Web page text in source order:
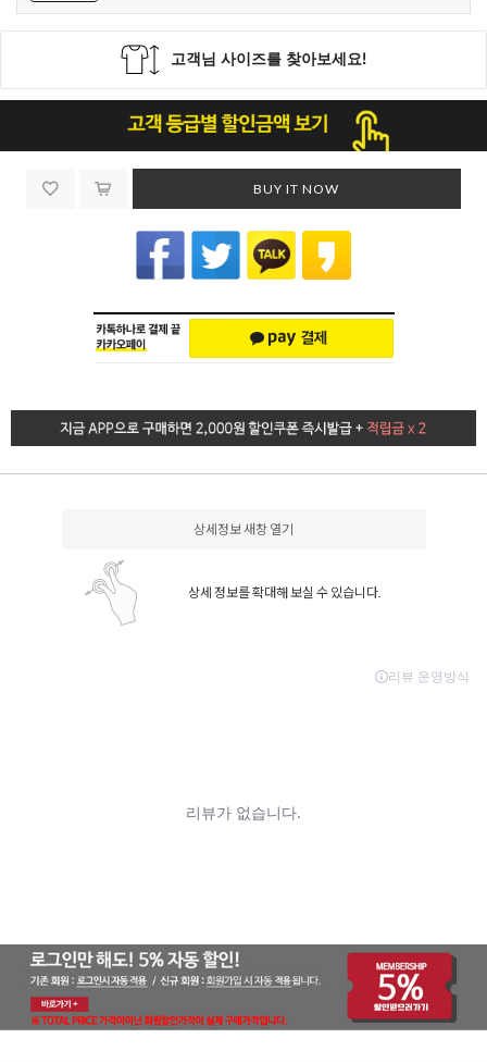
BUY IT NOW
상세정보 새창 열기
상세 정보를 확대해 보실 수 있습니다.